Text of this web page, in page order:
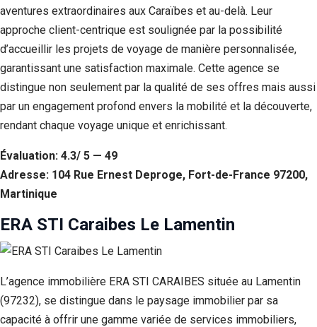
aventures extraordinaires aux Caraïbes et au-delà. Leur
approche client-centrique est soulignée par la possibilité
d’accueillir les projets de voyage de manière personnalisée,
garantissant une satisfaction maximale. Cette agence se
distingue non seulement par la qualité de ses offres mais aussi
par un engagement profond envers la mobilité et la découverte,
rendant chaque voyage unique et enrichissant.
Évaluation: 4.3/ 5 — 49
Adresse: 104 Rue Ernest Deproge, Fort-de-France 97200,
Martinique
ERA STI Caraibes Le Lamentin
L’agence immobilière ERA STI CARAIBES située au Lamentin
(97232), se distingue dans le paysage immobilier par sa
capacité à offrir une gamme variée de services immobiliers,